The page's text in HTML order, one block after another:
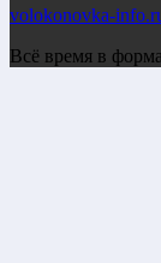
volokonovka-
Всё время в